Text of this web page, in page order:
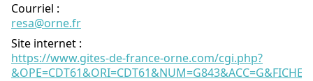
Courriel :
resa@orne.fr
Site internet :
https://www.gites-de-france-orne.com/cgi.php?